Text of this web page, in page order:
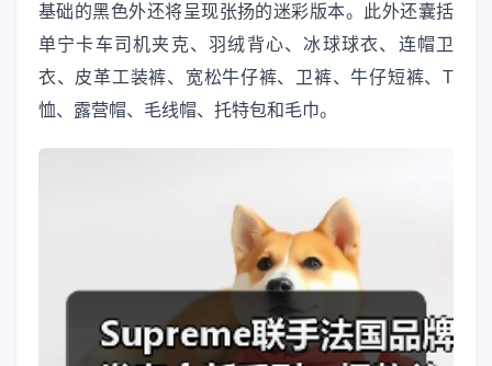
基础的黑色外还将呈现张扬的迷彩版本。此外还囊括
单宁卡车司机夹克、羽绒背心、冰球球衣、连帽卫
衣、皮革工装裤、宽松牛仔裤、卫裤、牛仔短裤、T
恤、露营帽、毛线帽、托特包和毛巾。